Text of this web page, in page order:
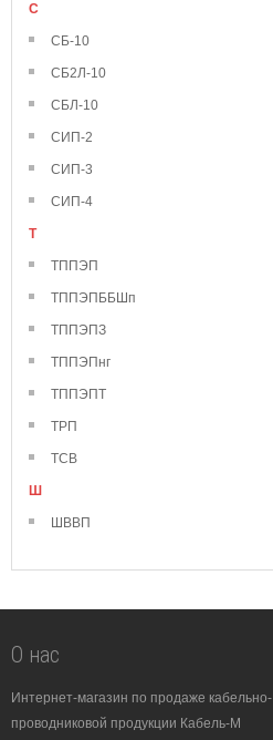
С
СБ-10
СБ2Л-10
СБЛ-10
СИП-2
СИП-3
СИП-4
Т
ТППЭП
ТППЭПББШп
ТППЭПЗ
ТППЭПнг
ТППЭПТ
ТРП
ТСВ
Ш
ШВВП
О нас
Интернет-магазин по продаже кабельно-
проводниковой продукции Кабель-М